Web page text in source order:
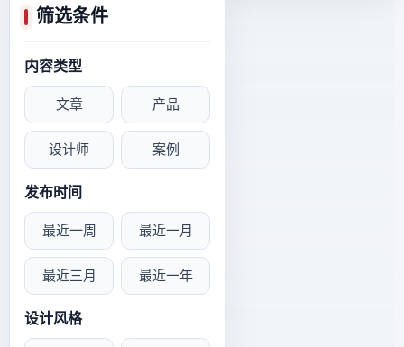
筛选条件
内容类型
文章 产品
设计师 案例
发布时间
最近一周 最近一月
最近三月 最近一年
设计风格